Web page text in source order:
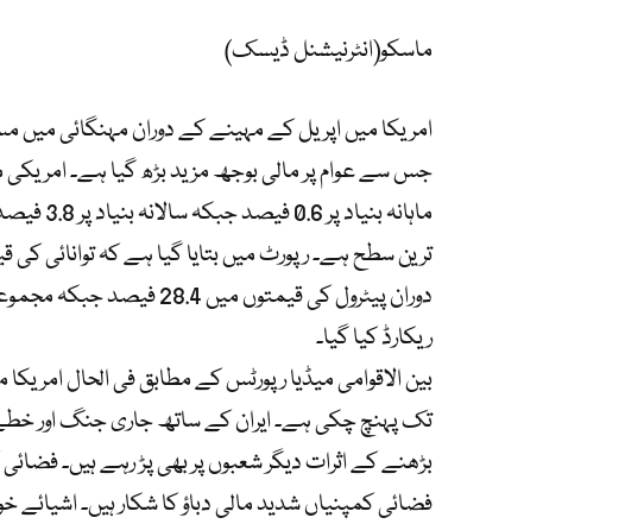
ماسکو(انٹرنیشنل ڈیسک)
امریکا میں اپریل کے مہینے کے دوران مہنگائی
جس سے عوام پر مالی بوجھ مزید بڑھ گیا ہے۔
ماہانہ
ترین سطح ہے۔ رپورٹ میں بتایا گیا ہے کہ توانائی
ریکارڈ کیا گیا۔
تک پہنچ چکی ہے۔ ایران کے ساتھ جاری جنگ اور
فضائی کمپنیاں شدید مالی دباؤ کا شکار ہیں۔